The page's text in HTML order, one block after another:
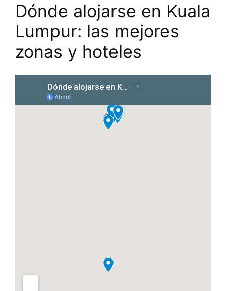
Dónde alojarse en Kuala
Lumpur: las mejores
zonas y hoteles